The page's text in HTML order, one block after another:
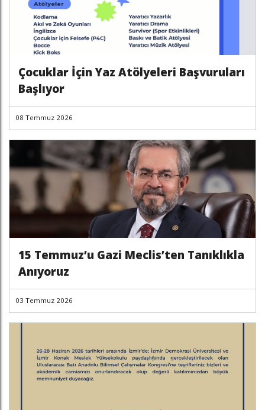
Çocuklar İçin Yaz Atölyeleri Başvuruları
Başlıyor
08 Temmuz 2026
15 Temmuz’u Gazi Meclis’ten Tanıklıkla
Anıyoruz
03 Temmuz 2026